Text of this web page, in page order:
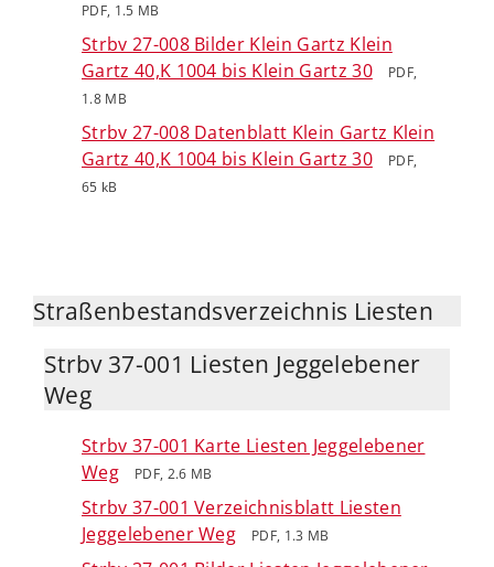
PDF, 1.5 MB
Strbv 27-008 Bilder Klein Gartz Klein
Gartz 40,K 1004 bis Klein Gartz 30
PDF,
1.8 MB
Strbv 27-008 Datenblatt Klein Gartz Klein
Gartz 40,K 1004 bis Klein Gartz 30
PDF,
65 kB
Straßenbestandsverzeichnis Liesten
Strbv 37-001 Liesten Jeggelebener
Weg
Strbv 37-001 Karte Liesten Jeggelebener
Weg
PDF, 2.6 MB
Strbv 37-001 Verzeichnisblatt Liesten
Jeggelebener Weg
PDF, 1.3 MB